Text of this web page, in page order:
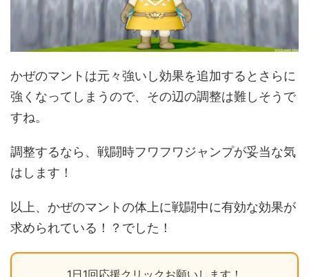
かぜのマントは元々強いし効果を追加するとさらに
強くなってしまうので、その辺の調整は難しそうで
すね。
調整するなら、戦闘時フワフワジャンプが妥当な気
はします！
以上、かぜのマントの体上に戦闘中に有効な効果が
求められている！？でした！
1日1回応援クリックお願いします！